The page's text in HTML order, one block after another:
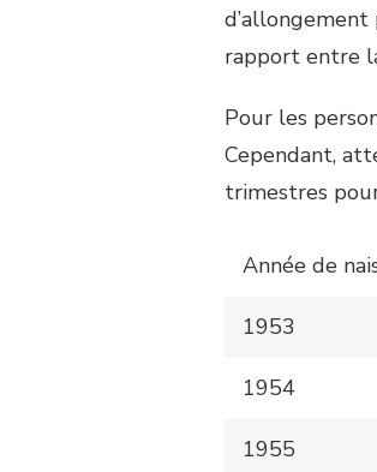
rapport entre
Pour les
Cependant,
trimestres
Année de
1953
1954
1955